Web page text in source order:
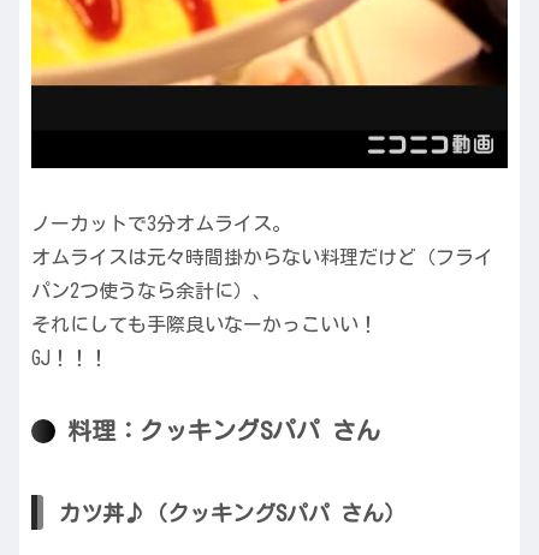
ノーカットで3分オムライス。
オムライスは元々時間掛からない料理だけど（フライ
パン2つ使うなら余計に）、
それにしても手際良いなーかっこいい！
GJ！！！
料理：クッキングSパパ さん
カツ丼♪（クッキングSパパ さん）